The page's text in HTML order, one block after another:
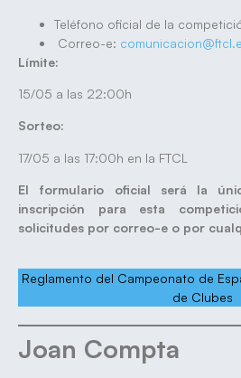
Teléfono oficial de la
Correo-e:
Límite:
15/05 a las 22:00h
Sorteo:
17/05 a las 17:00h en la FTCL
El formulario oficial será la
inscripción para esta
solicitudes por correo-e o por
Reglamento del Campeonato de
de Clubes
Joan Compta